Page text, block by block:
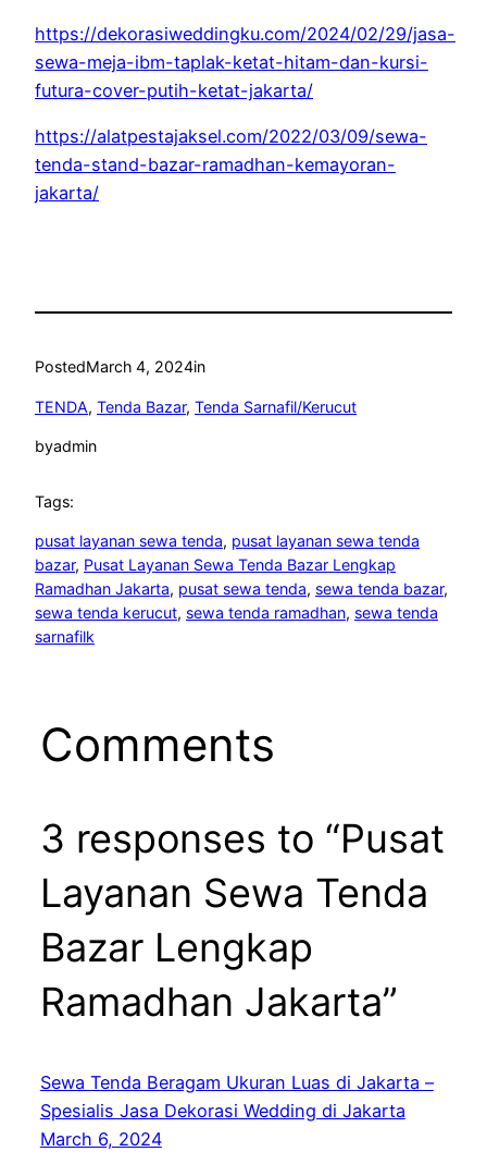
https://dekorasiweddingku.com/2024/02/29/jasa-
sewa-meja-ibm-taplak-ketat-hitam-dan-kursi-
futura-cover-putih-ketat-jakarta/
https://alatpestajaksel.com/2022/03/09/sewa-
tenda-stand-bazar-ramadhan-kemayoran-
jakarta/
PostedMarch 4, 2024in
TENDA, Tenda Bazar, Tenda Sarnafil/Kerucut
byadmin
Tags:
pusat layanan sewa tenda, pusat layanan sewa tenda
bazar, Pusat Layanan Sewa Tenda Bazar Lengkap
Ramadhan Jakarta, pusat sewa tenda, sewa tenda bazar
sewa tenda kerucut, sewa tenda ramadhan, sewa tenda
sarnafilk
Comments
3 responses to “Pusat
Layanan Sewa Tenda
Bazar Lengkap
Ramadhan Jakarta”
Sewa Tenda Beragam Ukuran Luas di Jakarta –
Spesialis Jasa Dekorasi Wedding di Jakarta
March 6, 2024